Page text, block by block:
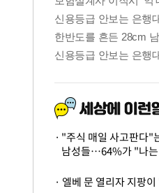
"주식 매일 사고판다"
남성들…64%가 "나는